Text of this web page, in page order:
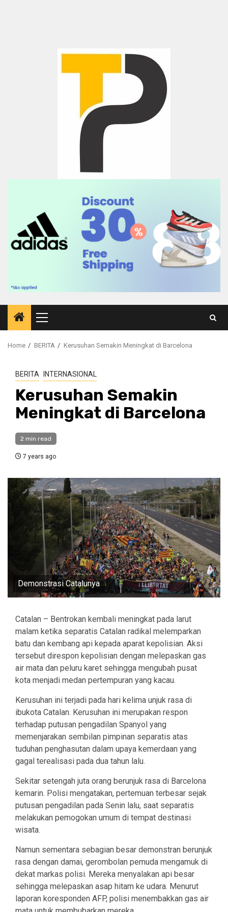
Primary
Menu
Home BERITA Kerusuhan Semakin Meningkat di Barcelona
BERITA INTERNASIONAL
Kerusuhan Semakin
Meningkat di Barcelona
2 min read
7 years ago
Demonstrasi Catalunya
Catalan – Bentrokan kembali meningkat pada larut
malam ketika separatis Catalan radikal melemparkan
batu dan kembang api kepada aparat kepolisian. Aksi
tersebut direspon kepolisian dengan melepaskan gas
air mata dan peluru karet sehingga mengubah pusat
kota menjadi medan pertempuran yang kacau.
Kerusuhan ini terjadi pada hari kelima unjuk rasa di
ibukota Catalan. Kerusuhan ini merupakan respon
terhadap putusan pengadilan Spanyol yang
memenjarakan sembilan pimpinan separatis atas
tuduhan penghasutan dalam upaya kemerdaan yang
gagal terealisasi pada dua tahun lalu.
Sekitar setengah juta orang berunjuk rasa di Barcelona
kemarin. Polisi mengatakan, pertemuan terbesar sejak
putusan pengadilan pada Senin lalu, saat separatis
melakukan pemogokan umum di tempat destinasi
wisata.
Namun sementara sebagian besar demonstran berunjuk
rasa dengan damai, gerombolan pemuda mengamuk di
dekat markas polisi. Mereka menyalakan api besar
sehingga melepaskan asap hitam ke udara. Menurut
laporan koresponden AFP, polisi menembakkan gas air